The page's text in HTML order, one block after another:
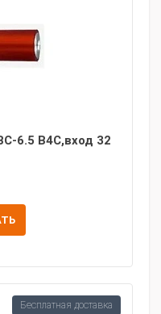
6.5 B4C,вход 32
Бесплатная доставка